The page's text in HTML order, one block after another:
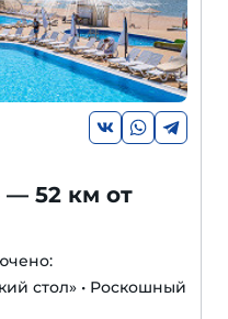
— 52 км от
стол» • Роскошный